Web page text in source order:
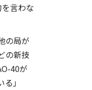
言わな
の局が
の新技
40が
」